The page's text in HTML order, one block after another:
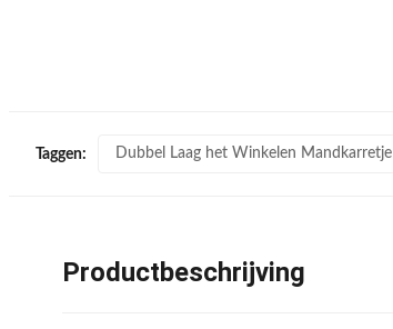
Taggen: Dubbel Laag het Winkelen Mandkarretje
Productbeschrijving